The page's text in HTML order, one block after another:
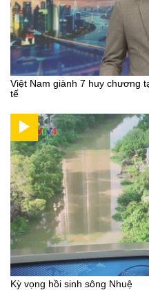
Việt Nam giành 7 huy chương
tế
Kỳ vọng hồi sinh sông Nhuệ